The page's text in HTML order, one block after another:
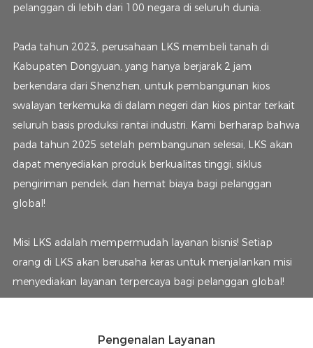
pelanggan di lebih dari 100 negara di seluruh dunia.
Pada tahun 2023, perusahaan LKS membeli tanah di
Kabupaten Dongyuan, yang hanya berjarak 2 jam
berkendara dari Shenzhen, untuk pembangunan kios
swalayan terkemuka di dalam negeri dan kios pintar terkait
seluruh basis produksi rantai industri. Kami berharap bahwa
pada tahun 2025 setelah pembangunan selesai, LKS akan
dapat menyediakan produk berkualitas tinggi, siklus
pengiriman pendek, dan hemat biaya bagi pelanggan
global!
Misi LKS adalah mempermudah layanan bisnis! Setiap
orang di LKS akan berusaha keras untuk menjalankan misi
menyediakan layanan terpercaya bagi pelanggan global!
Pengenalan Layanan